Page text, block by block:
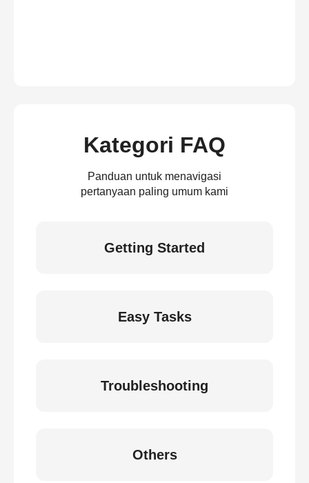
Kategori FAQ
Panduan untuk menavigasi
pertanyaan paling umum kami
Getting Started
Easy Tasks
Troubleshooting
Others